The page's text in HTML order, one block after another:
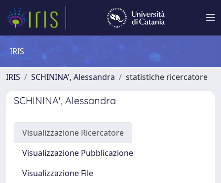
IRIS
IRIS SCHININA', Alessandra statistiche ricercatore
SCHININA', Alessandra
Visualizzazione Ricercatore
Visualizzazione Pubblicazione
Visualizzazione File